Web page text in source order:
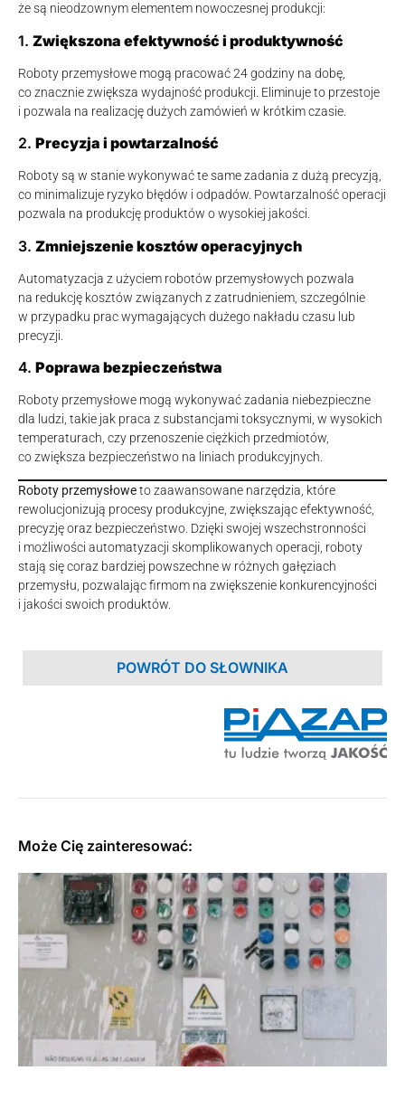
że są nieodzownym elementem nowoczesnej produkcji:
1. Zwiększona efektywność i produktywność
Roboty przemysłowe mogą pracować 24 godziny na dobę,
co znacznie zwiększa wydajność produkcji. Eliminuje to przestoje
i pozwala na realizację dużych zamówień w krótkim czasie.
2. Precyzja i powtarzalność
Roboty są w stanie wykonywać te same zadania z dużą precyzją,
co minimalizuje ryzyko błędów i odpadów. Powtarzalność operacji
pozwala na produkcję produktów o wysokiej jakości.
3. Zmniejszenie kosztów operacyjnych
Automatyzacja z użyciem robotów przemysłowych pozwala
na redukcję kosztów związanych z zatrudnieniem, szczególnie
w przypadku prac wymagających dużego nakładu czasu lub
precyzji.
4. Poprawa bezpieczeństwa
Roboty przemysłowe mogą wykonywać zadania niebezpieczne
dla ludzi, takie jak praca z substancjami toksycznymi, w wysokich
temperaturach, czy przenoszenie ciężkich przedmiotów,
co zwiększa bezpieczeństwo na liniach produkcyjnych.
Roboty przemysłoweto zaawansowane narzędzia, które
rewolucjonizują procesy produkcyjne, zwiększając efektywność,
precyzję oraz bezpieczeństwo. Dzięki swojej wszechstronności
i możliwości automatyzacji skomplikowanych operacji, roboty
stają się coraz bardziej powszechne w różnych gałęziach
przemysłu, pozwalając firmom na zwiększenie konkurencyjności
i jakości swoich produktów.
POWRÓT DO SŁOWNIKA
Może Cię zainteresować: